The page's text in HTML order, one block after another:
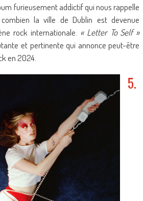
furieusement addictif qui nous rappelle
la ville de Dublin est devenue
rock internationale. « Letter To Self »
et pertinente qui annonce peut-être
en 2024.
5.